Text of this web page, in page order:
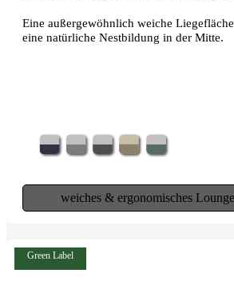
Eine außergewöhnlich weiche
eine natürliche Nestbildung in der Mitte.
weiches & ergonomisches
Green Label